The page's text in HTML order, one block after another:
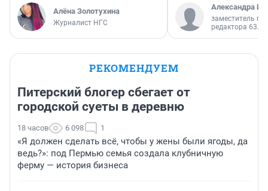
Алёна Золотухина
Журналист НГС
Александра
заместитель
редактора 63.RU
РЕКОМЕНДУЕМ
Питерский блогер сбегает от
городской суеты в деревню
18 часов 6 098 1
«Я должен сделать всё, чтобы у жены были ягоды, да
ведь?»: под Пермью семья создала клубничную
ферму — история бизнеса